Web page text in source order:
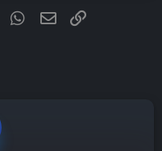
Tumblr WhatsApp
E-posta